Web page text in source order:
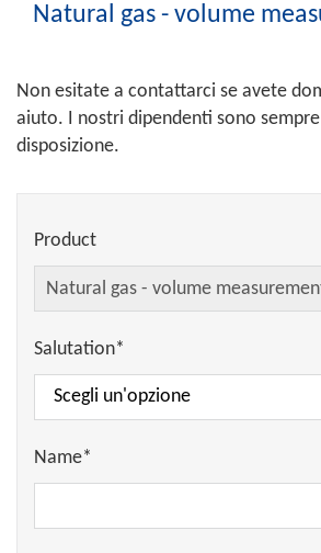
Natural gas - volume
Non esitate a contattarci se avete
aiuto. I nostri dipendenti sono
disposizione.
Product
Salutation*
Name*